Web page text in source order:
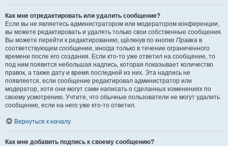
Как мне отредактировать или удалить сообщение?
Если вы не являетесь администратором или модератором конференции,
вы можете редактировать и удалять только свои собственные сообщения.
Вы можете перейти к редактированию, щёлкнув по кнопке Правка в
соответствующем сообщении, иногда только в течение ограниченного
времени после его создания. Если кто-то уже ответил на сообщение, то
под ним появится небольшая надпись, которая показывает количество
правок, а также дату и время последней из них. Эта надпись не
появляется, если сообщение редактировал администратор или
модератор, хотя они могут сами написать о сделанных изменениях по
своему усмотрению. Учтите, что обычные пользователи не могут удалить
сообщение, если на него уже кто-то ответил.
Вернуться к началу
Как мне добавить подпись к своему сообщению?